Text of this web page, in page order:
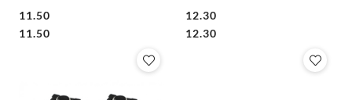
Cena:
11.50
Cena:
11.50 Cena:
12.30
Cena:
12.30